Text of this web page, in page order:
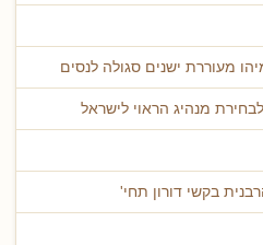
מעוררת ישנים סגולה לנסים
מנהיג הראוי לישראל
בקשי דורון תחי'